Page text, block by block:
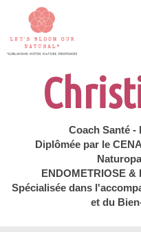
Coach Santé -
Diplômée par le
ENDOMETRIOSE &
Spécialisée dans
et du